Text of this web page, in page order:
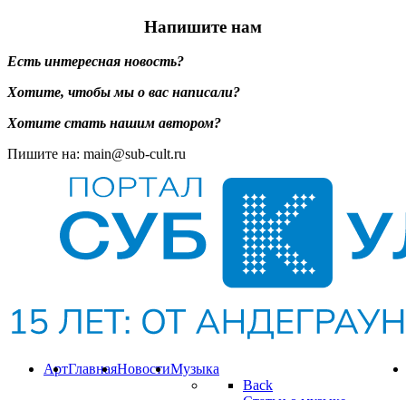
Напишите нам
Есть интересная новость?
Хотите, чтобы мы о вас написали?
Хотите стать нашим автором?
Пишите на: main@sub-cult.ru
Музыка
Back
Новости
Главная
Арт